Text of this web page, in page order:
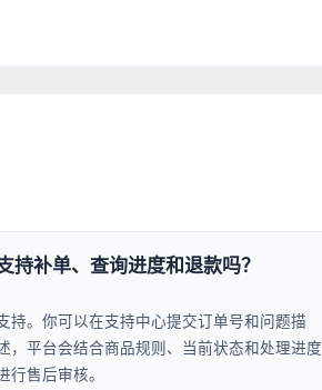
持补单、查询进度和退款吗？
持。你可以在支持中心提交订单号和问题描
，平台会结合商品规则、当前状态和处理进度
行售后审核。